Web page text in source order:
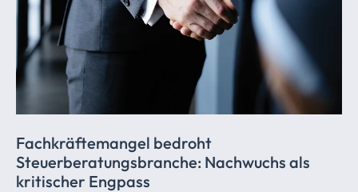
Fachkräftemangel bedroht
Steuerberatungsbranche: Nachwuchs als
kritischer Engpass